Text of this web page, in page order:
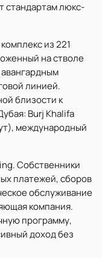
стандартам люкс-
из 221
на стволе
линией.
близости к
Burj Khalifa
международный
Собственники
платежей, сборов
обслуживание
компания.
программу,
доход без